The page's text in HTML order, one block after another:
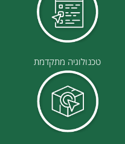
טכנולוגיה מתקדמת